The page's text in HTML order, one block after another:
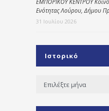
Ενότητας Λούρου, Δήμου
31 Ιουλίου 2026
Ιστορικό
Ιστορικό